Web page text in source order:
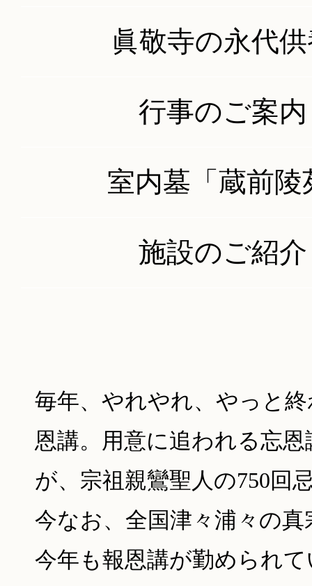
眞敬寺の永代
行事のご案内
室内墓 「蔵前
施設のご紹介
2019年度 眞敬寺 蔵前
講法要勤修
例年より今年は暖かく、
暖房が必要な11月の第3日
毎年、やれやれ、やっと
恩講。用意に追われる忘恩
が、宗祖親鸞聖人の750回
今なお、全国津々浦々の真
今年も報恩講が勤められ